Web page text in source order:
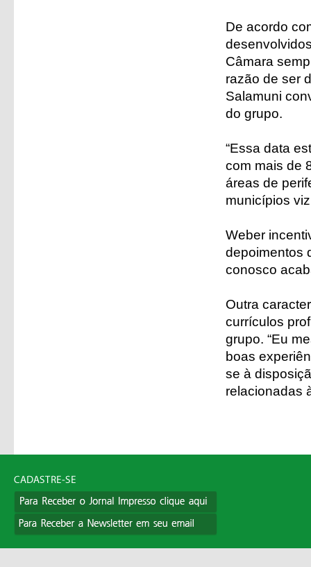
De acordo
Câmara
razão de ser
Salamuni
do grupo.
“Essa data
com mais de
áreas de
municípios
Weber
depoimentos
conosco
Outra
currículos
grupo. “Eu
boas
se à
relacionadas